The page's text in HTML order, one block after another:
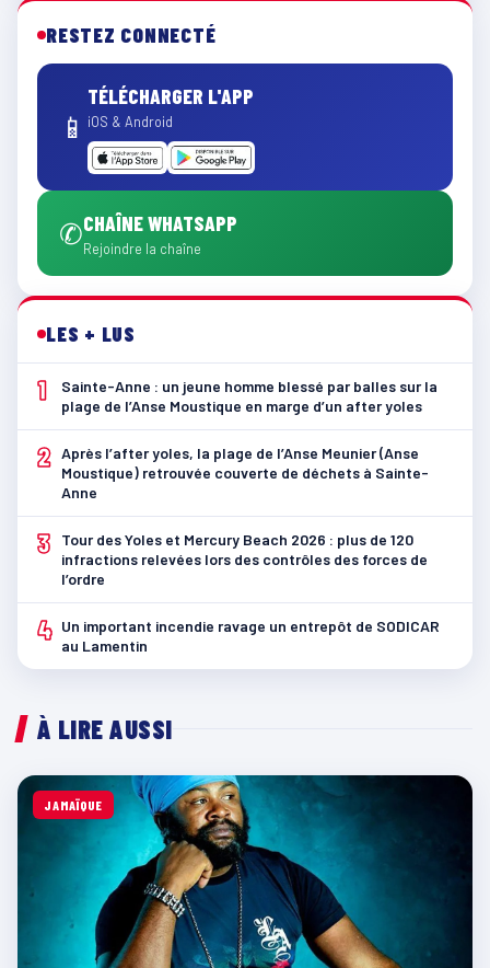
RESTEZ CONNECTÉ
📱
TÉLÉCHARGER L'APP
iOS & Android
✆CHAÎNE WHATSAPP
Rejoindre la chaîne
LES + LUS
1
Sainte-Anne : un jeune homme blessé par balles sur la
plage de l’Anse Moustique en marge d’un after yoles
2 Après l’after yoles, la plage de l’Anse Meunier (Anse
Moustique) retrouvée couverte de déchets à Sainte-
Anne
3
Tour des Yoles et Mercury Beach 2026 : plus de 120
infractions relevées lors des contrôles des forces de
l’ordre
4 Un important incendie ravage un entrepôt de SODICAR
au Lamentin
À LIRE AUSSI
JAMAÏQUE